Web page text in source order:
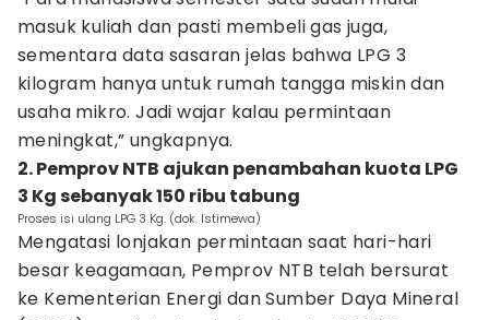
masuk kuliah dan pasti membeli gas juga,
sementara data sasaran jelas bahwa LPG 3
kilogram hanya untuk rumah tangga miskin dan
usaha mikro. Jadi wajar kalau permintaan
meningkat,” ungkapnya.
2. Pemprov NTB ajukan penambahan kuota LPG
3 Kg sebanyak 150 ribu tabung
Proses isi ulang LPG 3 Kg. (dok. Istimewa)
Mengatasi lonjakan permintaan saat hari-hari
besar keagamaan, Pemprov NTB telah bersurat
ke Kementerian Energi dan Sumber Daya Mineral